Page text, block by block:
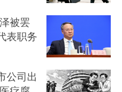
被罢
表职务
公司出